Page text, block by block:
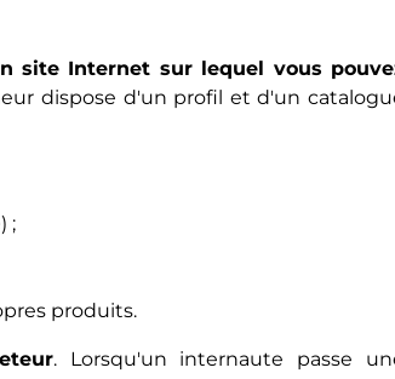
site Internet sur lequel vous
dispose d'un profil et d'un
;
produits.
. Lorsqu'un internaute passe